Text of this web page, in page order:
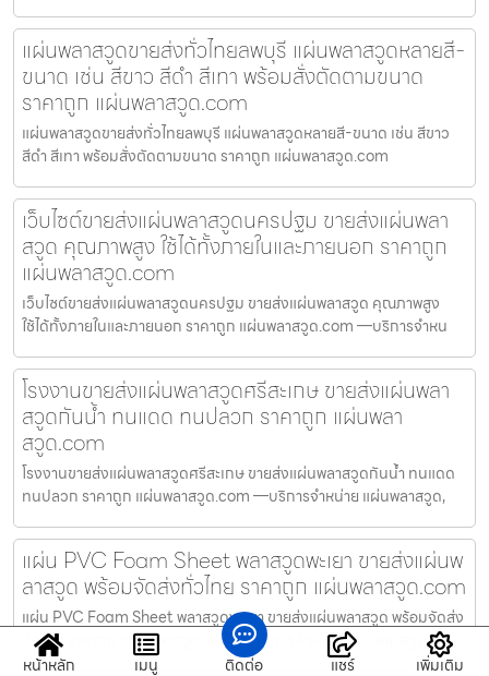
แผ่นพลาสวูดขายส่งทั่วไทยลพบุรี แผ่นพลาสวูดหลายสี-
ขนาด เช่น สีขาว สีดำ สีเทา พร้อมสั่งตัดตามขนาด
ราคาถูก แผ่นพลาสวูด.com
แผ่นพลาสวูดขายส่งทั่วไทยลพบุรี แผ่นพลาสวูดหลายสี-ขนาด เช่น สีขาว
สีดำ สีเทา พร้อมสั่งตัดตามขนาด ราคาถูก แผ่นพลาสวูด.com
เว็บไซต์ขายส่งแผ่นพลาสวูดนครปฐม ขายส่งแผ่นพลา
สวูด คุณภาพสูง ใช้ได้ทั้งภายในและภายนอก ราคาถูก
แผ่นพลาสวูด.com
เว็บไซต์ขายส่งแผ่นพลาสวูดนครปฐม ขายส่งแผ่นพลาสวูด คุณภาพสูง
ใช้ได้ทั้งภายในและภายนอก ราคาถูก แผ่นพลาสวูด.com —บริการจำหน
โรงงานขายส่งแผ่นพลาสวูดศรีสะเกษ ขายส่งแผ่นพลา
สวูดกันน้ำ ทนแดด ทนปลวก ราคาถูก แผ่นพลา
สวูด.com
โรงงานขายส่งแผ่นพลาสวูดศรีสะเกษ ขายส่งแผ่นพลาสวูดกันน้ำ ทนแดด
ทนปลวก ราคาถูก แผ่นพลาสวูด.com —บริการจำหน่าย แผ่นพลาสวูด,
แผ่น PVC Foam Sheet พลาสวูดพะเยา ขายส่งแผ่นพ
ลาสวูด พร้อมจัดส่งทั่วไทย ราคาถูก แผ่นพลาสวูด.com
แผ่น PVC Foam Sheet พลาสวูดพะเยา ขายส่งแผ่นพลาสวูด พร้อมจัดส่ง
ทั่วไทย ราคาถูก แผ่นพลาสวูด.com —บริการจำหน่าย แผ่นพลาสวูด
หน้าหลัก
เมนู ติดต่อ แชร์ เพิ่มเติม